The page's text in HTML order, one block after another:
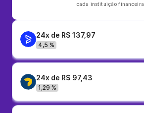
cada instituição financeira.
24x de R$ 137,97
4,5 %
24x de R$ 97,43
1,29 %